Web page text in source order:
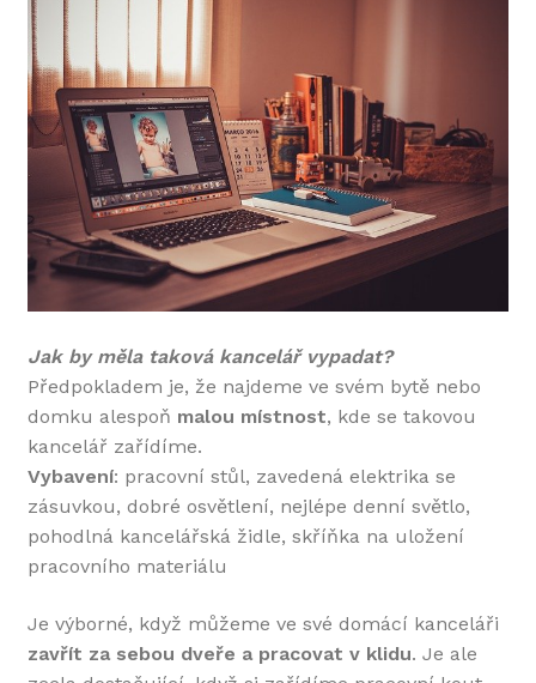
Jak by měla taková kancelář vypadat?
Předpokladem je, že najdeme ve svém bytě nebo
domku alespoň malou místnost, kde se takovou
kancelář zařídíme.
Vybavení: pracovní stůl, zavedená elektrika se
zásuvkou, dobré osvětlení, nejlépe denní světlo,
pohodlná kancelářská židle, skříňka na uložení
pracovního materiálu
Je výborné, když můžeme ve své domácí kanceláři
zavřít za sebou dveře a pracovat v klidu. Je ale